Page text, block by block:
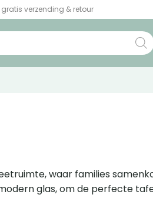
verzending & retour
waar families
glas, om de perfecte